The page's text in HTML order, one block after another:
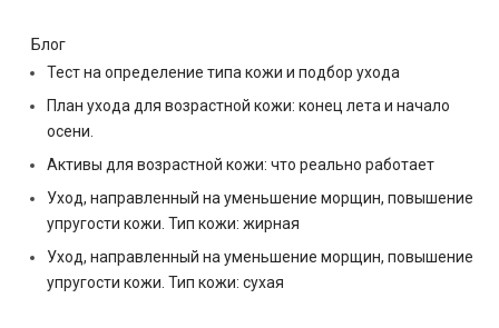
Блог
Тест на определение типа кожи и подбор ухода
План ухода для возрастной кожи: конец лета и начало
осени.
Активы для возрастной кожи: что реально работает
Уход, направленный на уменьшение морщин, повышение
упругости кожи. Тип кожи: жирная
Уход, направленный на уменьшение морщин, повышение
упругости кожи. Тип кожи: сухая